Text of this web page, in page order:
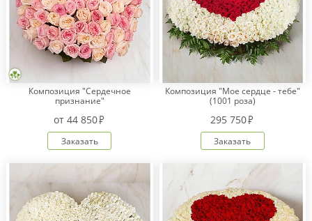
Розы
Подарки
доставки
программа
Корпоративным
клиентам
Композиция "Сердечное
признание"
от 44 850
Заказать
Композиция "Мое сердце - тебе"
(1001 роза)
295 750
Заказать